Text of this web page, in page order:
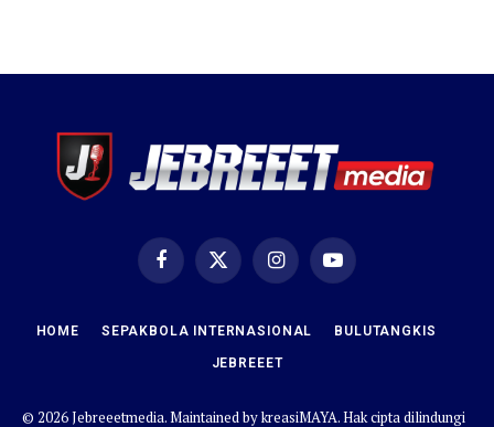
FacebookX
(Twitter)
InstagramYouTube
HOME SEPAKBOLA INTERNASIONAL BULUTANGKIS
JEBREEET
© 2026 Jebreeetmedia. Maintained bykreasiMAYA. Hak cipta dilindungi